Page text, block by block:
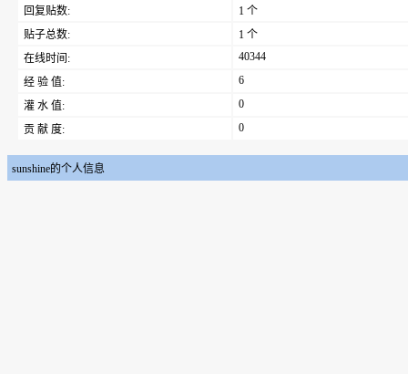
回复贴数:
1 个
贴子总数:
1 个
在线时间:
40344
经 验 值:
6
灌 水 值:
0
贡 献 度:
0
sunshine的个人信息